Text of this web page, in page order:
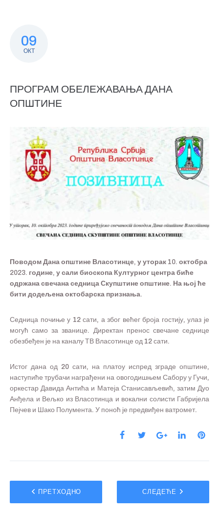
09
ОКТ
ПРОГРАМ ОБЕЛЕЖАВАЊА ДАНА
ОПШТИНЕ
Поводом Дана општине Власотинце, у уторак 10. октобра
2023. године, у сали биоскопа Културног центра биће
одржана свечана седница Скупштине општине. На њој ће
бити додељена октобарска признања.
Седница почиње у 12 сати, а због већег броја гостију, улаз је
могућ само за званице. Директан пренос свечане седнице
обезбеђен је на каналу ТВ Власотинце од 12 сати.
Истог дана од 20 сати, на платоу испред зграде општине,
наступиће трубачи награђени на овогодишњем Сабору у Гучи,
оркестар Давида Антића и Матеја Станисављевић, затим Дуо
Анђела и Вељко из Власотинца и вокални солисти Габријела
Пејчев и Шако Полумента. У поноћ је предвиђен ватромет.
ПРЕТХОДНО СЛЕДЕЋЕ